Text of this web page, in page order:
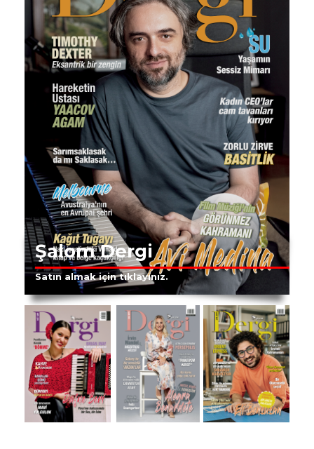
Şalom Dergi
Satın almak için tıklayınız.